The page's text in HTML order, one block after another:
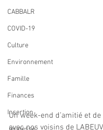
CABBALR
COVID-19
Culture
Environnement
Famille
Finances
Insertion
Un week-end d’amitié et
avec nos voisins de